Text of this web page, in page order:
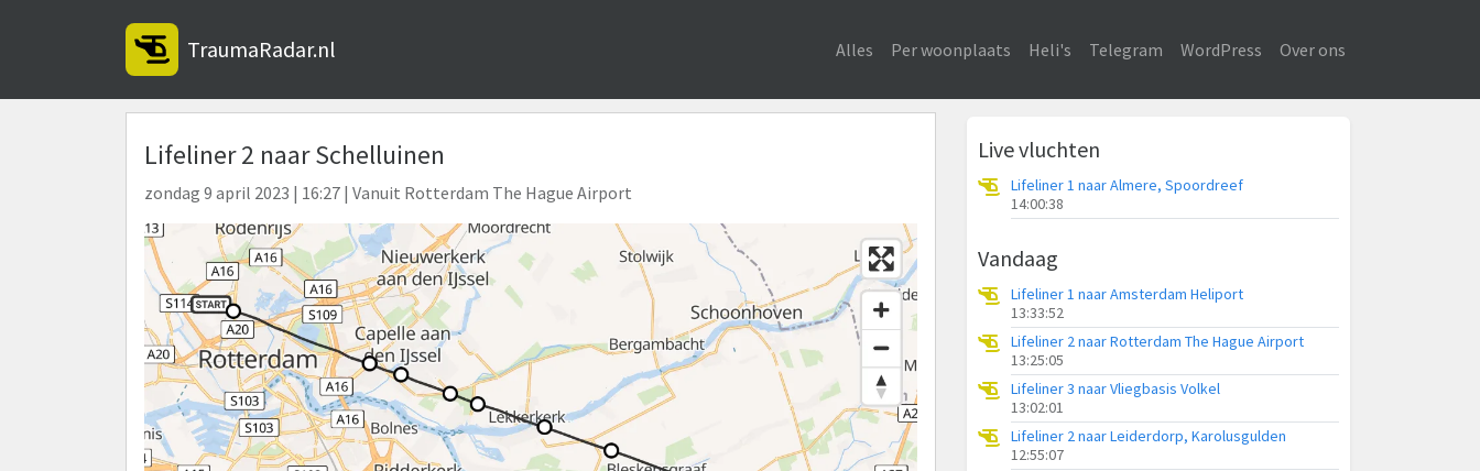
TraumaRadar.nl Alles Per woonplaats Heli's Telegram WordPress Over ons
Lifeliner 2 naar Schelluinen
zondag 9 april 2023 | 16:27 | Vanuit Rotterdam The Hague Airport
Live vluchten
Lifeliner 1 naar Almere, Spoordreef
14:00:38
Vandaag
Lifeliner 1 naar Amsterdam Heliport
13:33:52
Lifeliner 2 naar Rotterdam The Hague Airport
13:25:05
Lifeliner 3 naar Vliegbasis Volkel
13:02:01
Lifeliner 2 naar Leiderdorp, Karolusgulden
12:55:07